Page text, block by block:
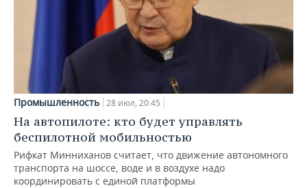
Промышленность 28 июл, 20:45
На автопилоте: кто будет управлять
беспилотной мобильностью
Рифкат Минниханов считает, что движение автономного
транспорта на шоссе, воде и в воздухе надо
координировать с единой платформы